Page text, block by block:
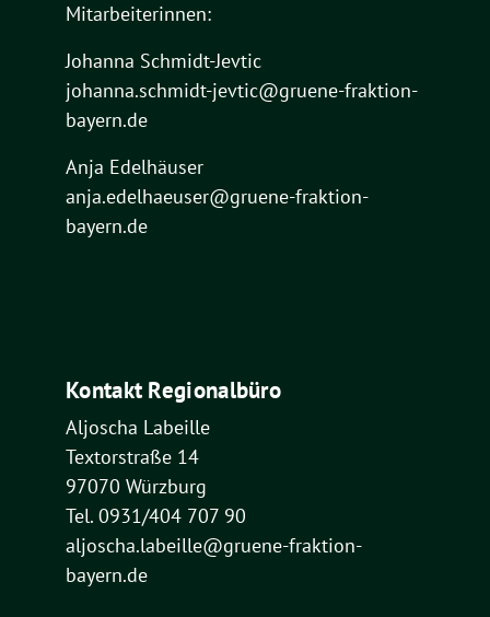
Mitarbeiterinnen:
Johanna Schmidt-Jevtic
johanna.schmidt-jevtic@gruene-fraktion-
bayern.de
Anja Edelhäuser
anja.edelhaeuser@gruene-fraktion-
bayern.de
Kontakt Regionalbüro
Aljoscha Labeille
Textorstraße 14
97070 Würzburg
Tel. 0931/404 707 90
aljoscha.labeille@gruene-fraktion-
bayern.de